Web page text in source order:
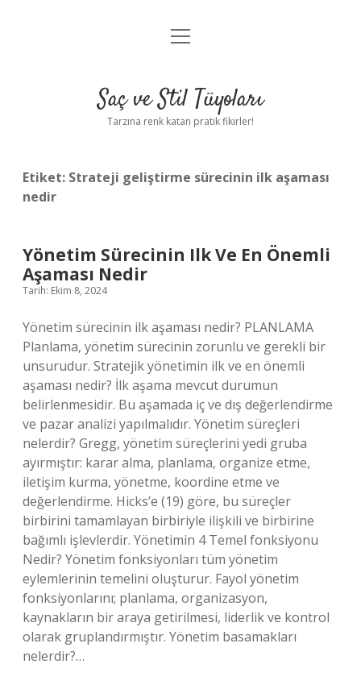
Anasayfa
Yasal Uyarı
menüyü
Saç ve Stil Tüyoları
Tarzına renk katan pratik fikirler!
Etiket: Strateji geliştirme sürecinin ilk aşaması
nedir
Yönetim Sürecinin Ilk Ve En Önemli
Aşaması Nedir
Tarih: Ekim 8, 2024
Yönetim sürecinin ilk aşaması nedir? PLANLAMA
Planlama, yönetim sürecinin zorunlu ve gerekli bir
unsurudur. Stratejik yönetimin ilk ve en önemli
aşaması nedir? İlk aşama mevcut durumun
belirlenmesidir. Bu aşamada iç ve dış değerlendirme
ve pazar analizi yapılmalıdır. Yönetim süreçleri
nelerdir? Gregg, yönetim süreçlerini yedi gruba
ayırmıştır: karar alma, planlama, organize etme,
iletişim kurma, yönetme, koordine etme ve
değerlendirme. Hicks’e (19) göre, bu süreçler
birbirini tamamlayan birbiriyle ilişkili ve birbirine
bağımlı işlevlerdir. Yönetimin 4 Temel fonksiyonu
Nedir? Yönetim fonksiyonları tüm yönetim
eylemlerinin temelini oluşturur. Fayol yönetim
fonksiyonlarını; planlama, organizasyon,
kaynakların bir araya getirilmesi, liderlik ve kontrol
olarak gruplandırmıştır. Yönetim basamakları
nelerdir?…